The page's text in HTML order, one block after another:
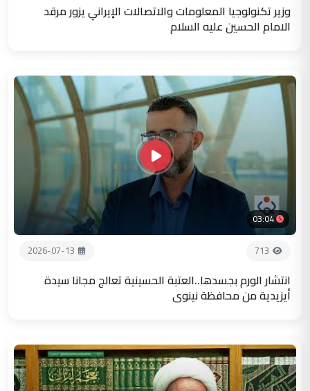
وزير تكنولوجيا المعلومات والاتصالات الإيراني يزور مرقد
الامام الحسين عليه السلام
03:04
713
2026-07-13
انتشار الورم بجسدها..العتبة الحسينية تعالج مجانا سيدة
أيزيدية من محافظة نينوى